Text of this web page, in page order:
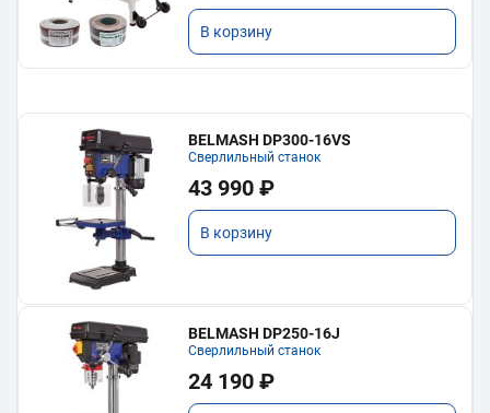
В корзину
BELMASH DP300-16VS
Сверлильный станок
43 990 ₽
В корзину
BELMASH DP250-16J
Сверлильный станок
24 190 ₽